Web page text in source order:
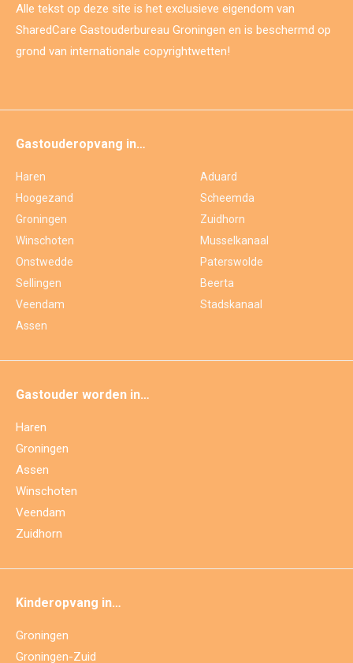
Alle tekst op deze site is het exclusieve eigendom van
SharedCare Gastouderbureau Groningen en is beschermd op
grond van internationale copyrightwetten!
Gastouderopvang in…
Haren
Hoogezand
Groningen
Winschoten
Onstwedde
Sellingen
Veendam
Assen
Aduard
Scheemda
Zuidhorn
Musselkanaal
Paterswolde
Beerta
Stadskanaal
Gastouder worden in…
Haren
Groningen
Assen
Winschoten
Veendam
Zuidhorn
Kinderopvang in…
Groningen
Groningen-Zuid